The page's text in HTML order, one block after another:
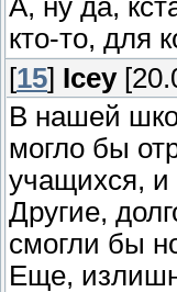
А, ну да,
кто-то, для
[15] Icey
В нашей
могло бы
учащихся, и
Другие,
смогли бы
Еще,